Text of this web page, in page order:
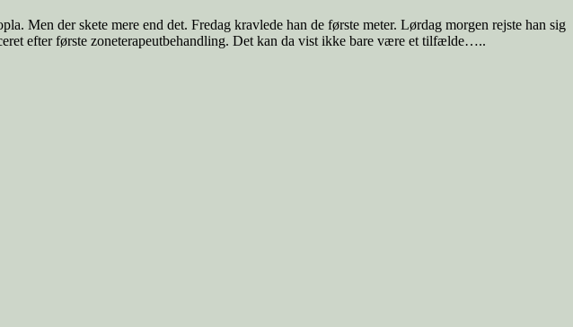
Men der skete mere end det. Fredag kravlede han de første meter. Lørdag morgen rejste han sig
efter første zoneterapeutbehandling. Det kan da vist ikke bare være et tilfælde…..